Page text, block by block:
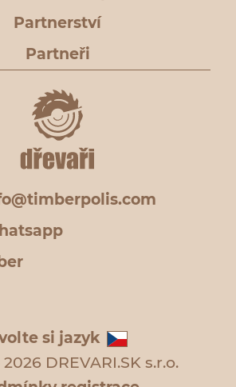
Partnerství
Partneři
si jazyk
DREVARI.SK s.r.o.